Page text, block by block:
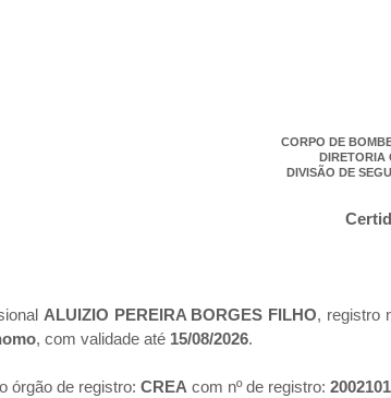
CORPO DE
DIRETORIA
DIVISÃO DE
ALUIZIO PEREIRA BORGES FILHO, registro
, com validade até 15/08/2026.
órgão de registro: CREA com nº de registro: